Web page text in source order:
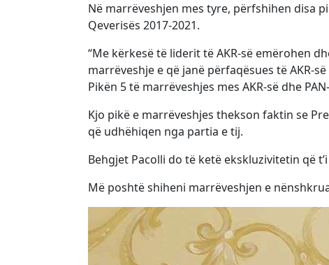
Në marrëveshjen mes tyre, përfshihen disa
Qeverisës 2017-2021.
“Me kërkesë të liderit të AKR-së emërohen
marrëveshje e që janë përfaqësues të AKR-
Pikën 5 të marrëveshjes mes AKR-së dhe
Kjo pikë e marrëveshjes thekson faktin se
që udhëhiqen nga partia e tij.
Behgjet Pacolli do të ketë ekskluzivitetin që
Më poshtë shiheni marrëveshjen e